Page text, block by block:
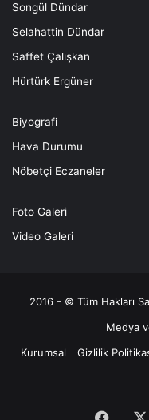
Songül Dündar
Selahattin Dündar
Saffet Çalışkan
Hürtürk Ergüner
Biyografi
Hava Durumu
Nöbetçi Eczaneler
Foto Galeri
Video Galeri
2016 - © Tüm Hakları
Medya
Kurumsal
Gizlilik